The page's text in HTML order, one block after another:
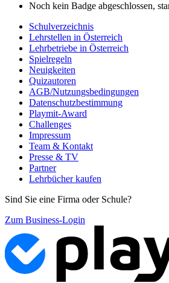
Noch kein Badge abgeschlossen,
Schulverzeichnis
Lehrstellen in Österreich
Lehrbetriebe in Österreich
Spielregeln
Neuigkeiten
Quizautoren
AGB/Nutzungsbedingungen
Datenschutzbestimmung
Playmit-Award
Challenges
Impressum
Team & Kontakt
Presse & TV
Partner
Lehrbücher kaufen
Sind Sie eine Firma oder Schule?
Zum Business-Login